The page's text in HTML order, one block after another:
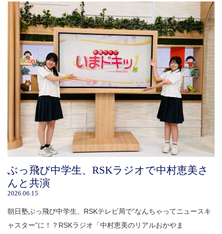
ぶっ飛び中学生、RSKラジオで中村恵美さ
んと共演
2026.06.15
朝日塾ぶっ飛び中学生、RSKテレビ局で”なんちゃってニュースキ
ャスター”に！？RSKラジオ「中村恵美のリアルおかやま